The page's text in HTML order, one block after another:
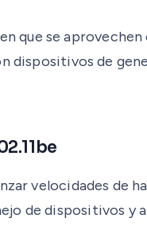
que se
dispositivos de
velocidades de
de dispositivos